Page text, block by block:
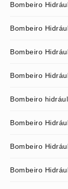
Bombeiro
Bombeiro
Bombeiro
Bombeiro
Bombeiro
Bombeiro
Bombeiro
Bombeiro